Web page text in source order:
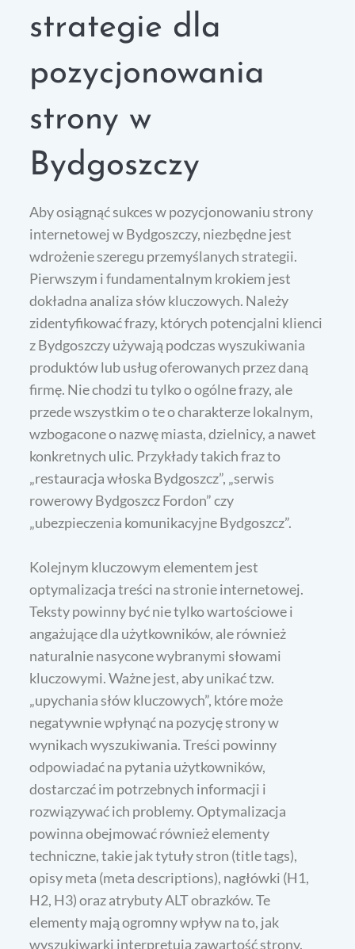
strategie dla
pozycjonowania
strony w
Bydgoszczy
Aby osiągnąć sukces w pozycjonowaniu strony
internetowej w Bydgoszczy, niezbędne jest
wdrożenie szeregu przemyślanych strategii.
Pierwszym i fundamentalnym krokiem jest
dokładna analiza słów kluczowych. Należy
zidentyfikować frazy, których potencjalni klienci
z Bydgoszczy używają podczas wyszukiwania
produktów lub usług oferowanych przez daną
firmę. Nie chodzi tu tylko o ogólne frazy, ale
przede wszystkim o te o charakterze lokalnym,
wzbogacone o nazwę miasta, dzielnicy, a nawet
konkretnych ulic. Przykłady takich fraz to
„restauracja włoska Bydgoszcz”, „serwis
rowerowy Bydgoszcz Fordon” czy
„ubezpieczenia komunikacyjne Bydgoszcz”.
Kolejnym kluczowym elementem jest
optymalizacja treści na stronie internetowej.
Teksty powinny być nie tylko wartościowe i
angażujące dla użytkowników, ale również
naturalnie nasycone wybranymi słowami
kluczowymi. Ważne jest, aby unikać tzw.
„upychania słów kluczowych”, które może
negatywnie wpłynąć na pozycję strony w
wynikach wyszukiwania. Treści powinny
odpowiadać na pytania użytkowników,
dostarczać im potrzebnych informacji i
rozwiązywać ich problemy. Optymalizacja
powinna obejmować również elementy
techniczne, takie jak tytuły stron (title tags),
opisy meta (meta descriptions), nagłówki (H1,
H2, H3) oraz atrybuty ALT obrazków. Te
elementy mają ogromny wpływ na to, jak
wyszukiwarki interpretują zawartość strony.